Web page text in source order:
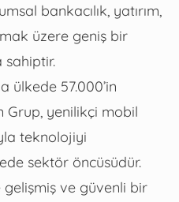
bankacılık, yatırım,
üzere geniş bir
sahiptir.
ülkede 57.000’in
Grup, yenilikçi mobil
teknolojiyi
sektör öncüsüdür.
gelişmiş ve güvenli bir